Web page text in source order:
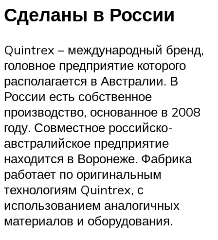
Сделаны в России
Quintrex – международный бренд,
головное предприятие которого
располагается в Австралии. В
России есть собственное
производство, основанное в 2008
году. Совместное российско-
австралийское предприятие
находится в Воронеже. Фабрика
работает по оригинальным
технологиям Quintrex, с
использованием аналогичных
материалов и оборудования.